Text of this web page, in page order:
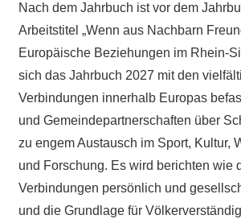
Nach dem Jahrbuch ist vor dem
Arbeitstitel „Wenn aus Nachbarn
Europäische Beziehungen im Rhein-
sich das Jahrbuch 2027 mit den
Verbindungen innerhalb Europas
und Gemeindepartnerschaften über
zu engem Austausch im Sport, Kultur,
und Forschung. Es wird berichten wie
Verbindungen persönlich und
und die Grundlage für